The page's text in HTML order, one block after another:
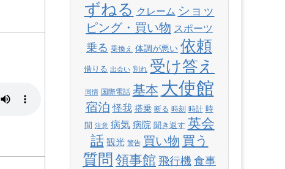
ずねる クレーム ショッ
ピング・買い物 スポーツ
乗る 乗換え 体調が悪い 依頼
借りる 出会い 別れ 受け答え
同情 国際電話 基本 大使館
宿泊 怪我 搭乗 断る 時刻 時計 時
間 注意 病気 病院 聞き返す 英会
話 観光 警告 買い物 買う
質問 領事館 飛行機 食事